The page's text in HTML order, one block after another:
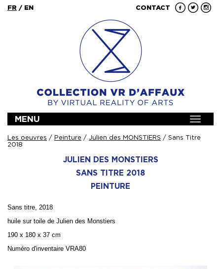
FR / EN CONTACT
Toggle
MENU
Les oeuvres / Peinture / Julien des MONSTIERS / Sans Titre
2018
JULIEN DES MONSTIERS
SANS TITRE 2018
PEINTURE
Sans titre, 2018
huile sur toile de Julien des Monstiers
190 x 180 x 37 cm
Numéro d'inventaire VRA80